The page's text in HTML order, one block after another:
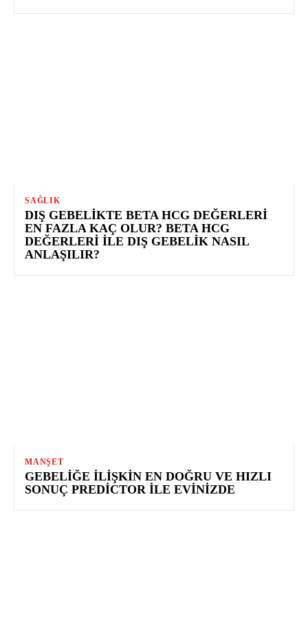
SAĞLIK
DIŞ GEBELIKTE BETA HCG DEĞERLERI
EN FAZLA KAÇ OLUR? BETA HCG
DEĞERLERI İLE DIŞ GEBELIK NASIL
ANLAŞILIR?
MANŞET
GEBELIĞE İLIŞKIN EN DOĞRU VE HIZLI
SONUÇ PREDICTOR ILE EVINIZDE